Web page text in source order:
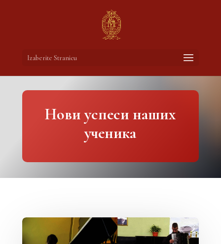
Izaberite Stranicu
Нови успеси наших
ученика